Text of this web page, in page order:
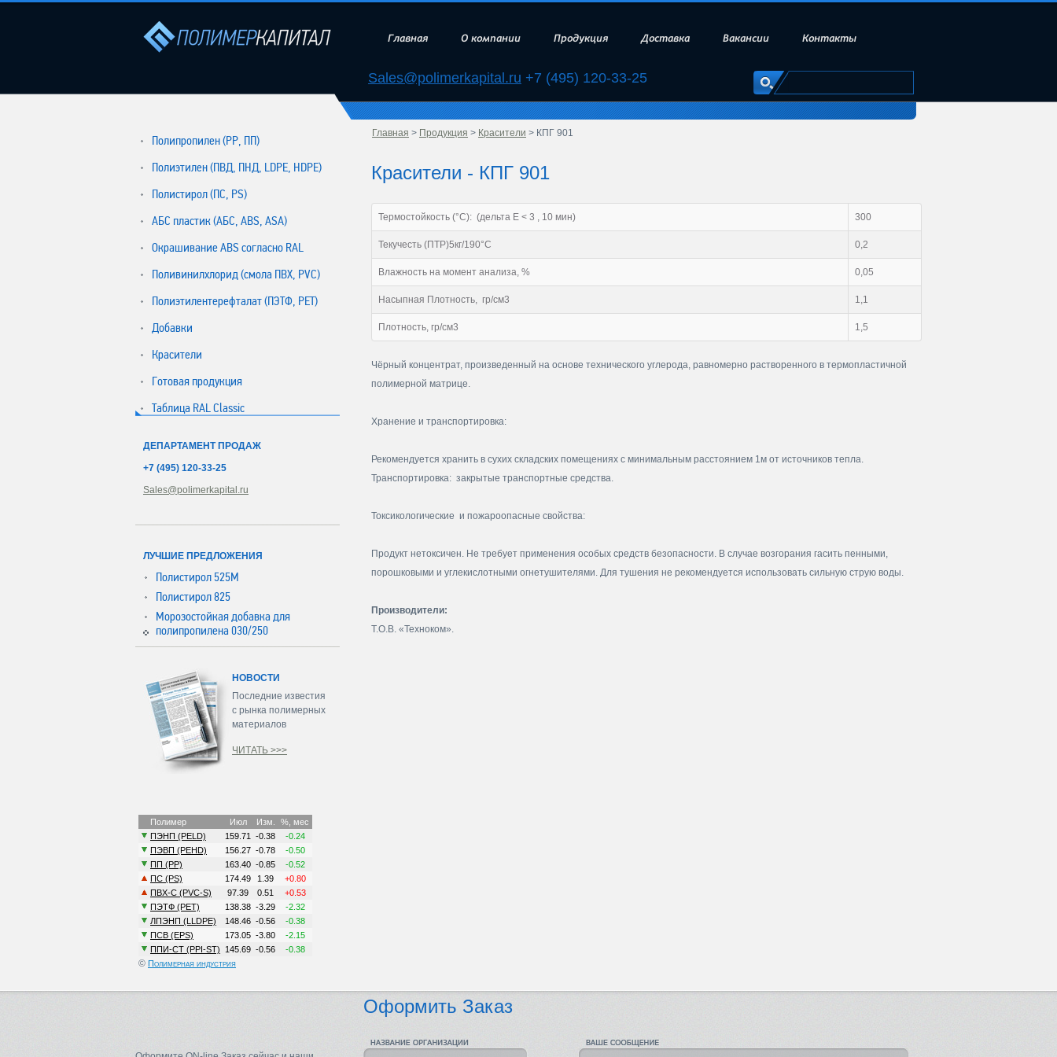
+7 (495) 120-33-25
Sales@polimerkapital.ru
Главная О компании Продукция Доставка Вакансии Контакты
Полипропилен (РР, ПП)
Полиэтилен (ПВД, ПНД, LDPE, HDPE)
Полистирол (ПС, PS)
АБС пластик (АБС, ABS, ASA)
Окрашивание ABS согласно RAL
Поливинилхлорид (смола ПВХ, PVC)
Полиэтилентерефталат (ПЭТФ, PET)
Добавки
Красители
Готовая продукция
Таблица RAL Classic
ДЕПАРТАМЕНТ ПРОДАЖ
+7 (495) 120-33-25
Sales@polimerkapital.ru
ЛУЧШИЕ ПРЕДЛОЖЕНИЯ
Полистирол 525М
Полистирол 825
Морозостойкая добавка для
полипропилена 030/250
НОВОСТИ
Последние известия
с рынка полимерных
материалов
ЧИТАТЬ >>>
© Полимерная индустрия
Главная > Продукция > Красители > КПГ 901
Красители - КПГ 901
Термостойкость (°С): (дельта Е < 3 , 10 мин) 300
Текучесть (ПТР)5кг/190°С 0,2
Влажность на момент анализа, % 0,05
Насыпная Плотность, гр/см3 1,1
Плотность, гр/см3 1,5
Чёрный концентрат, произведенный на основе технического углерода, равномерно растворенного в термопластичной
полимерной матрице.
Хранение и транспортировка:
Рекомендуется хранить в сухих складских помещениях с минимальным расстоянием 1м от источников тепла.
Транспортировка: закрытые транспортные средства.
Токсикологические и пожароопасные свойства:
Продукт нетоксичен. Не требует применения особых средств безопасности. В случае возгорания гасить пенными,
порошковыми и углекислотными огнетушителями. Для тушения не рекомендуется использовать сильную струю воды.
Производители:
Т.О.В. «Техноком».
Оформить Заказ